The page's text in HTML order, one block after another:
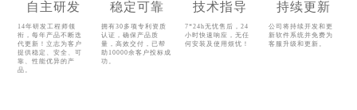
自主研发
14年研发工程师领
衔，每年产品不断迭
代更新！立志为客户
提供稳定、安全、可
靠、性能优异的产
品。
稳定可靠
拥有30多项专利资质
认证，确保产品质
量，高效交付，已帮
助10000余客户投标成
功。
技术指导
7*24h无忧售后，24
小时快速响应，无任
何安装及使用烦忧！
持续更新
公司将持续开发和更
新软件系统并免费为
客服升级和更新。